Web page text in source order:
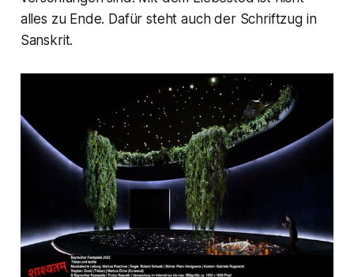
alles zu Ende. Dafür steht auch der Schriftzug in
Sanskrit.